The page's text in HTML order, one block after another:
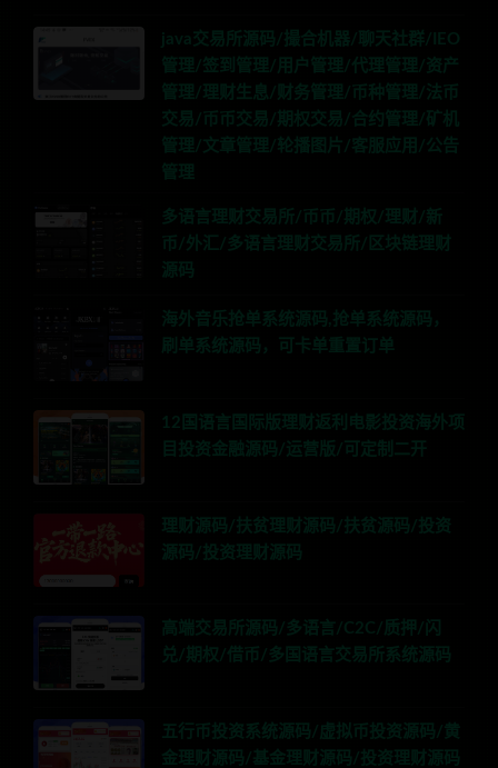
java交易所源码/撮合机器/聊天社群/IEO
管理/签到管理/用户管理/代理管理/资产
管理/理财生息/财务管理/币种管理/法币
交易/币币交易/期权交易/合约管理/矿机
管理/文章管理/轮播图片/客服应用/公告
管理
多语言理财交易所/币币/期权/理财/新
币/外汇/多语言理财交易所/区块链理财
源码
海外音乐抢单系统源码,抢单系统源码，
刷单系统源码，可卡单重置订单
12国语言国际版理财返利电影投资海外项
目投资金融源码/运营版/可定制二开
理财源码/扶贫理财源码/扶贫源码/投资
源码/投资理财源码
高端交易所源码/多语言/C2C/质押/闪
兑/期权/借币/多国语言交易所系统源码
五行币投资系统源码/虚拟币投资源码/黄
金理财源码/基金理财源码/投资理财源码